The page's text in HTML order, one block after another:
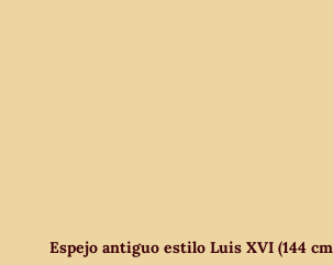
Espejo antiguo estilo Luis XVI (144